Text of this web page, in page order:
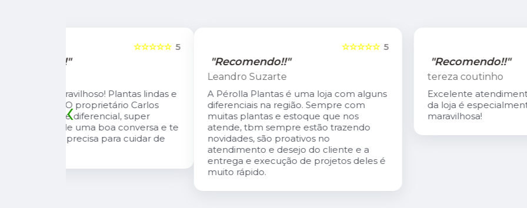
A Pérolla Plantas é uma loja com alguns
diferenciais na região. Sempre com
muitas plantas e estoque que nos
atende, tbm sempre estão trazendo
novidades, são proativos no
atendimento e desejo do cliente e a
entrega e execução de projetos deles é
muito rápido.
Excelente atendimento. O Carlis,dono
da loja é especialmente gentil. A loja é
maravilhosa!
‹